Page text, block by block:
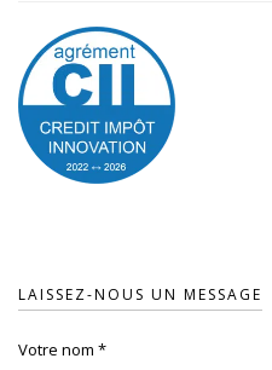
LAISSEZ-NOUS UN MESSAGE
Votre nom *